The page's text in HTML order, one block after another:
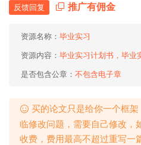
反馈回复
推广有佣金
资源名称： 毕业实习
资源内容： 毕业实习计划书，毕业
是否包含公章： 不包含电子章
买的论文只是给你一个框
临修改问题，需要自己修改，
收费，费用最高不超过重写一